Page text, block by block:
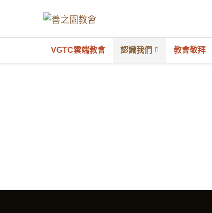
VGTC雲端教會 認識我們 教會敬拜